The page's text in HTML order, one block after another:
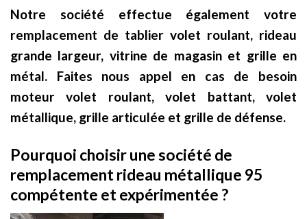
Notre société effectue également votre
remplacement de tablier volet roulant, rideau
grande largeur, vitrine de magasin et grille en
métal. Faites nous appel en cas de besoin
moteur volet roulant, volet battant, volet
métallique, grille articulée et grille de défense.
Pourquoi choisir une société de
remplacement rideau métallique 95
compétente et expérimentée ?